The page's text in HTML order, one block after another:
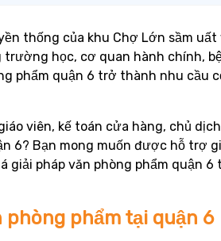
thống của khu Chợ Lớn sầm
trường học, cơ quan hành chính,
phẩm quận 6 trở thành nhu cầu
viên, kế toán cửa hàng, chủ
6? Bạn mong muốn được hỗ trợ
giải pháp văn phòng phẩm quận
phẩm tại quận 6